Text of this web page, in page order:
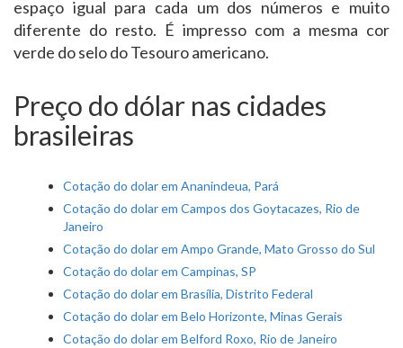
espaço igual para cada um dos números e muito
diferente do resto. É impresso com a mesma cor
verde do selo do Tesouro americano.
Preço do dólar nas cidades
brasileiras
Cotação do dolar em Ananindeua, Pará
Cotação do dolar em Campos dos Goytacazes, Rio de
Janeiro
Cotação do dolar em Ampo Grande, Mato Grosso do Sul
Cotação do dolar em Campinas, SP
Cotação do dolar em Brasília, Distrito Federal
Cotação do dolar em Belo Horizonte, Minas Gerais
Cotação do dolar em Belford Roxo, Rio de Janeiro